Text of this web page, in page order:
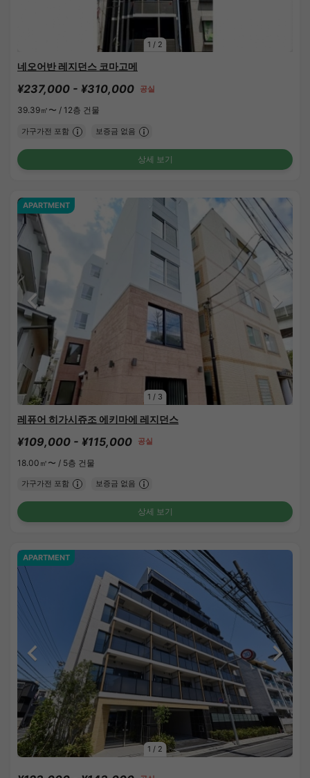
1 / 2
네오어반 레지던스 코마고메
¥237,000 - ¥310,000 공실
39.39㎡〜 / 12층 건물
가구가전 포함 보증금 없음
상세 보기
1 / 3
APARTMENT
레퓨어 히가시쥬조 에키마에 레지던스
¥109,000 - ¥115,000 공실
18.00㎡〜 / 5층 건물
가구가전 포함 보증금 없음
상세 보기
1 / 2
APARTMENT